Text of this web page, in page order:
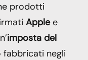
prodotti
Applee
imposta del
fabbricati negli